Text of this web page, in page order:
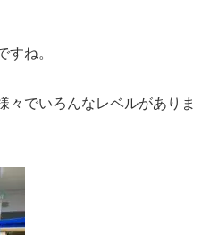
すね。
々でいろんなレベルがありま